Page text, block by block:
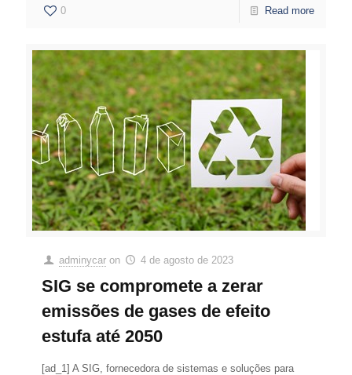
0 Read more
adminycar on 4 de agosto de 2023
SIG se compromete a zerar
emissões de gases de efeito
estufa até 2050
[ad_1] A SIG, fornecedora de sistemas e soluções para